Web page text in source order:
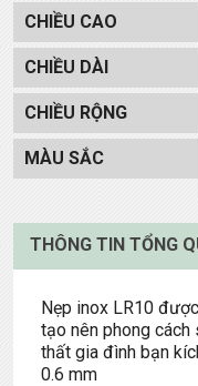
CHIỀU CAO
CHIỀU DÀI
CHIỀU RỘNG
MÀU SẮC
THÔNG TIN TỔNG
Nẹp inox LR10
tạo nên phong cách
thất gia đình bạn
0.6 mm